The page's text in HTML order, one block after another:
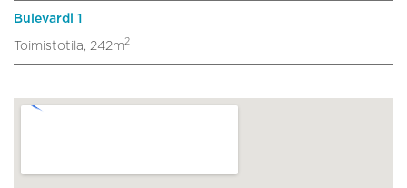
Bulevardi 1
Toimistotila, 242m2